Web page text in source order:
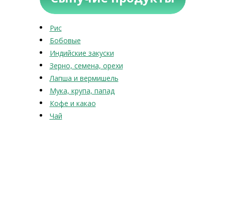
Рис
Бобовые
Индийские закуски
Зерно, семена, орехи
Лапша и вермишель
Мука, крупа, папад
Кофе и какао
Чай